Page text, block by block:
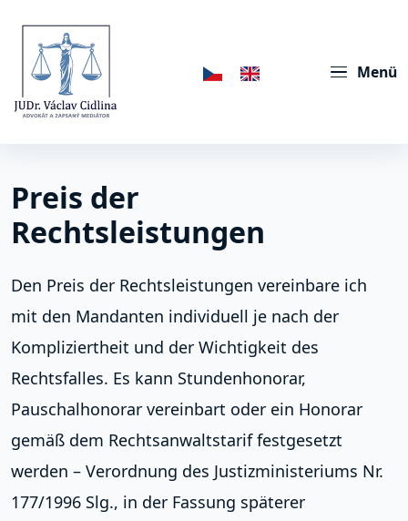
Menü
Preis der
Rechtsleistungen
Den Preis der Rechtsleistungen vereinbare ich
mit den Mandanten individuell je nach der
Kompliziertheit und der Wichtigkeit des
Rechtsfalles. Es kann Stundenhonorar,
Pauschalhonorar vereinbart oder ein Honorar
gemäß dem Rechtsanwaltstarif festgesetzt
werden – Verordnung des Justizministeriums Nr.
177/1996 Slg., in der Fassung späterer